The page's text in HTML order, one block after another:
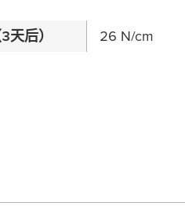
天后） 26 N/cm